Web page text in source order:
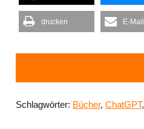
drucken E-Mail
Schlagwörter: Bücher, ChatGPT,